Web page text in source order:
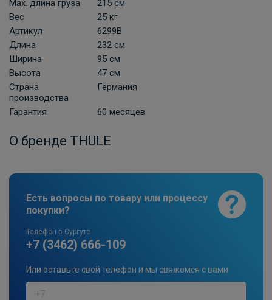
Мах. длина груза
215 см
Вес
25 кг
Артикул
6299B
Длина
232 см
Ширина
95 см
Высота
47 см
Страна
производства
Германия
Гарантия 60 месяцев
О бренде THULE
Есть вопросы по товару или процессу
покупки?
Телефон в Сургуте
+7 (3462) 666-109
Или оставьте свой телефон и мы свяжемся с вами